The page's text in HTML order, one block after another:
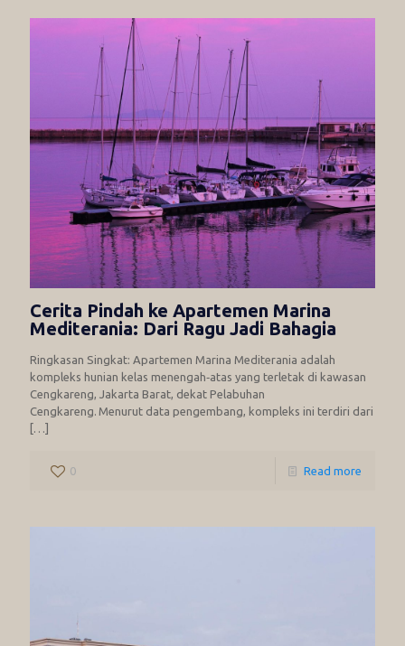
Cerita Pindah ke Apartemen Marina
Mediterania: Dari Ragu Jadi Bahagia
Ringkasan Singkat: Apartemen Marina Mediterania adalah
kompleks hunian kelas menengah‑atas yang terletak di kawasan
Cengkareng, Jakarta Barat, dekat Pelabuhan
Cengkareng. Menurut data pengembang, kompleks ini terdiri dari
[…]
0 Read more